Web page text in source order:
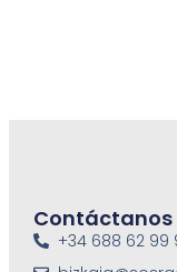
Contáctanos
+34 688 62 99